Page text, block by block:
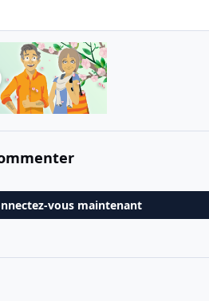
vous maintenant